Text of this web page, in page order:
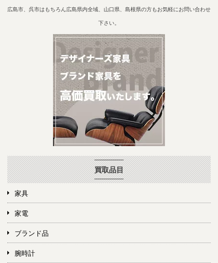
広島市、呉市はもちろん広島県内全域、山口県、島根県の方もお気軽にお問い合わせ
下さい。
買取品目
家具
家電
ブランド品
腕時計